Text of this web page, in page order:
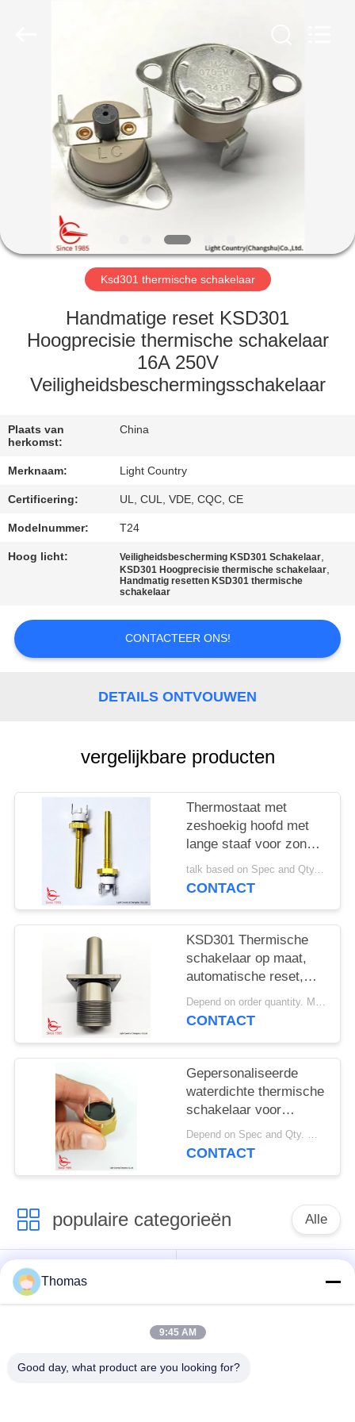
PRODUCTEN
VIDEOS
VR-
SHOW
ONGEVEER
ONS
FABRIEKSREIS
KWALITEITSCONTROLE
CONTACTEER
ONS
NIEUWS
SITEMAP
Ksd301 thermische schakelaar
Handmatige reset KSD301
Hoogprecisie thermische schakelaar
16A 250V
Veiligheidsbeschermingsschakelaar
Plaats van
herkomst:
China
Merknaam: Light Country
Certificering: UL, CUL, VDE, CQC, CE
Modelnummer: T24
Hoog licht: Veiligheidsbescherming KSD301 Schakelaar,
KSD301 Hoogprecisie thermische schakelaar,
Handmatig resetten KSD301 thermische
schakelaar
CONTACTEER ONS!
DETAILS ONTVOUWEN
vergelijkbare producten
Thermostaat met
zeshoekig hoofd met
lange staaf voor zonne-
verwarmingsapparatuurtalk based on Spec and Qty. MOQ:1000 stuks
CONTACT
KSD301 Thermische
schakelaar op maat,
automatische reset,
voor
sneeuwruimmachines
Depend on order quantity. MOQ:1000 stuks, ondersteunen ook monster- of testhoeveelheid.
CONTACT
Gepersonaliseerde
waterdichte thermische
schakelaar voor
Depend on Spec and Qty. MOQ:1000 stuks
CONTACT
populaire categorieën Alle
ksd301 thermostaat
ksd301 thermische
Thomas
9:45 AM
Good day, what product are you looking for?